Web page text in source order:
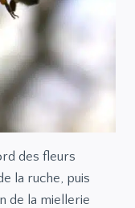
des fleurs
la ruche, puis
de la miellerie